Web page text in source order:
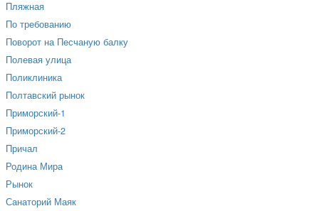
Пляжная
По требованию
Поворот на Песчаную балку
Полевая улица
Поликлиника
Полтавский рынок
Приморский-1
Приморский-2
Причал
Родина Мира
Рынок
Санаторий Маяк